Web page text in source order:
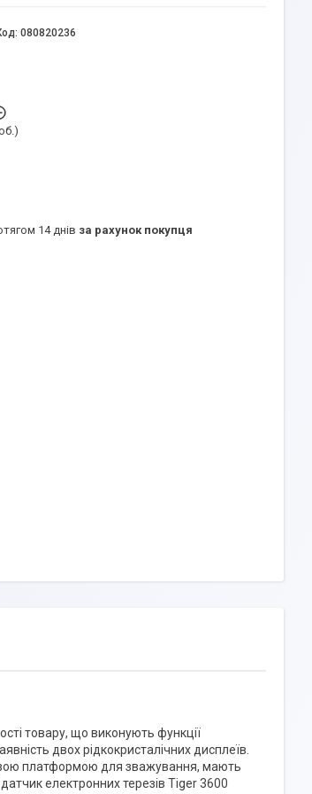
080820236
14 днів за рахунок покупця
товару, що виконують функції
двох рідкокристалічних дисплеїв.
платформою для зважування, мають
електронних терезів Tiger 3600